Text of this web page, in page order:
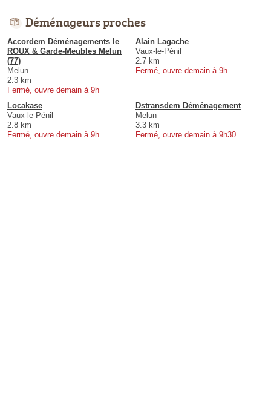
Déménageurs proches
Accordem Déménagements le
ROUX & Garde-Meubles Melun
(77)
Melun
2.3 km
Fermé, ouvre demain à 9h
Alain Lagache
Vaux-le-Pénil
2.7 km
Fermé, ouvre demain à 9h
Locakase
Vaux-le-Pénil
2.8 km
Fermé, ouvre demain à 9h
Dstransdem Déménagement
Melun
3.3 km
Fermé, ouvre demain à 9h30